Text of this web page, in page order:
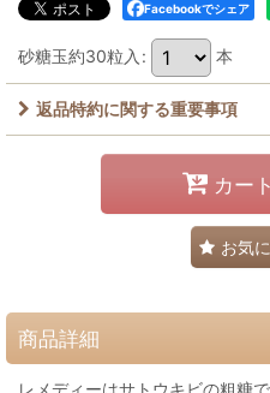
Facebookでシェア
砂糖玉約30粒入 : 本
返品特約に関する重要事項
カー
お気
商品詳細
レメディーはサトウキビの粗糖